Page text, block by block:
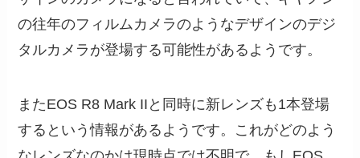
の往年のフィルムカメラのようなデザインのデジ
タルカメラが登場する可能性があるようです。
またEOS R8 Mark IIと同時に新レンズも1本登場
するという情報があるようです。これがどのよう